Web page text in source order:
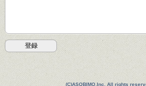
(C)ASOBIMO,Inc. All rights